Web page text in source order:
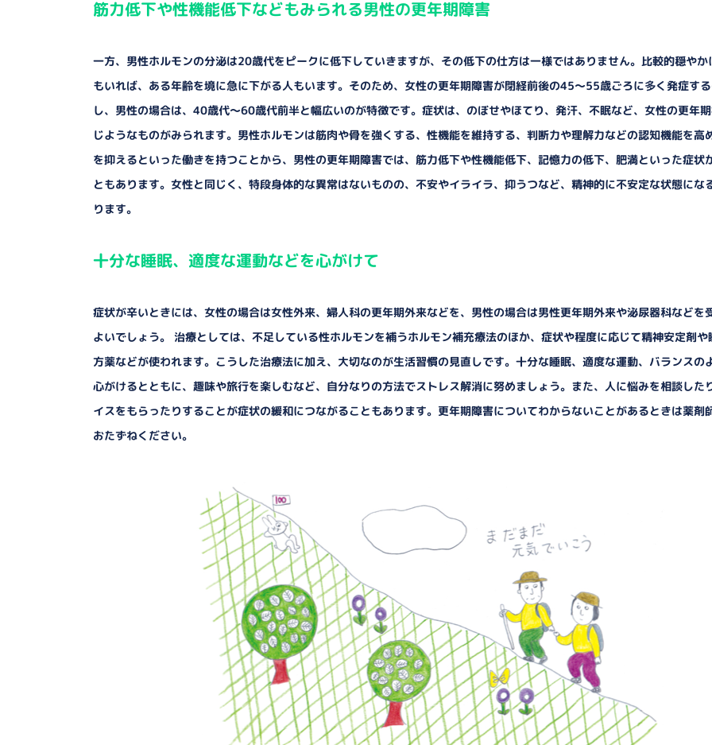
筋力低下や性機能低下などもみられる男性の更年期障害
一方、男性ホルモンの分泌は20歳代をピークに低下していきますが、その低下の仕方は一様ではありません。比較的穏やか
もいれば、ある年齢を境に急に下がる人もいます。そのため、女性の更年期障害が閉経前後の45～55歳ごろに多く発症す
し、男性の場合は、40歳代～60歳代前半と幅広いのが特徴です。症状は、のぼせやほてり、発汗、不眠など、女性の更年
じようなものがみられます。男性ホルモンは筋肉や骨を強くする、性機能を維持する、判断力や理解力などの認知機能を高
を抑えるといった働きを持つことから、男性の更年期障害では、筋力低下や性機能低下、記憶力の低下、肥満といった症状
ともあります。女性と同じく、特段身体的な異常はないものの、不安やイライラ、抑うつなど、精神的に不安定な状態にな
ります。
十分な睡眠、適度な運動などを心がけて
症状が辛いときには、女性の場合は女性外来、婦人科の更年期外来などを、男性の場合は男性更年期外来や泌尿器科などを
よいでしょう。 治療としては、不足している性ホルモンを補うホルモン補充療法のほか、症状や程度に応じて精神安定剤や
方薬などが使われます。こうした治療法に加え、大切なのが生活習慣の見直しです。十分な睡眠、適度な運動、バランスの
心がけるとともに、趣味や旅行を楽しむなど、自分なりの方法でストレス解消に努めましょう。また、人に悩みを相談した
イスをもらったりすることが症状の緩和につながることもあります。更年期障害についてわからないことがあるときは薬剤
おたずねください。